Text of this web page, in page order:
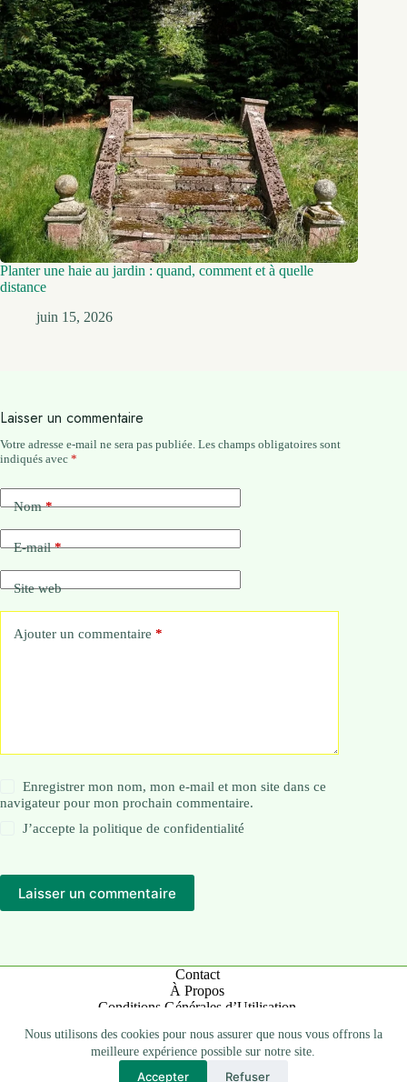
Nous utilisons des cookies pour nous assurer que nous vous offrons la
meilleure expérience possible sur notre site.
Accepter Refuser
Planter une haie au jardin : quand, comment et à quelle
distance
juin 15, 2026
Laisser un commentaire
Votre adresse e-mail ne sera pas publiée. Les champs obligatoires sont
indiqués avec *
Nom*
E-mail*
Site web
Ajouter un commentaire *
Enregistrer mon nom, mon e-mail et mon site dans ce
navigateur pour mon prochain commentaire.
J’accepte lapolitique de confidentialité
Laisser un commentaire
Contact
À Propos
Conditions Générales d’Utilisation
Politique de Confidentialité